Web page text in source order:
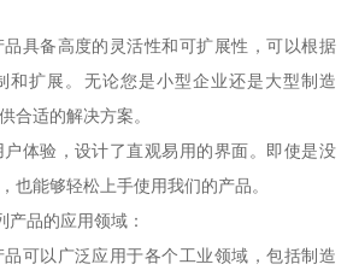
具备高度的灵活性和可扩展性，可以根据
和扩展。无论您是小型企业还是大型制造
合适的解决方案。
体验，设计了直观易用的界面。即使是没
也能够轻松上手使用我们的产品。
产品的应用领域：
可以广泛应用于各个工业领域，包括制造